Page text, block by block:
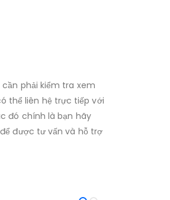
cần phải kiểm tra xem
thể liên hệ trực tiếp với
đó chính là bạn hãy
để được tư vấn và hỗ trợ